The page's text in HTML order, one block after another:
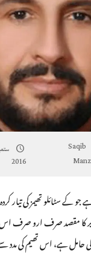
Saqib
2016
جو کے سٹائلو تھیمز کی تیار
مقصد صرف ارو صرف اس
حامل ہے، اس تھیم کی